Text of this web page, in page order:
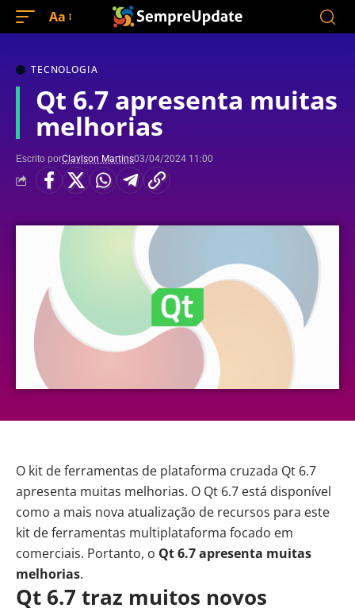
Aa
TECNOLOGIA
Qt 6.7 apresenta muitas
melhorias
Escrito porClaylson Martins03/04/2024 11:00
O kit de ferramentas de plataforma cruzada Qt 6.7
apresenta muitas melhorias. O Qt 6.7 está disponível
como a mais nova atualização de recursos para este
kit de ferramentas multiplataforma focado em
comerciais. Portanto, o Qt 6.7 apresenta muitas
melhorias.
Qt 6.7 traz muitos novos